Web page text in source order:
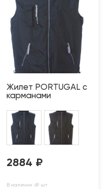
Жилет PORTUGAL c
карманами
2884 ₽
В наличии: 69 шт